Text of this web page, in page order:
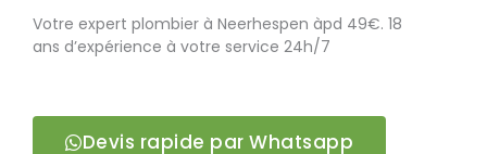
Votre expert plombier à Neerhespen àpd 49€. 18
ans d’expérience à votre service 24h/7
Devis rapide par Whatsapp